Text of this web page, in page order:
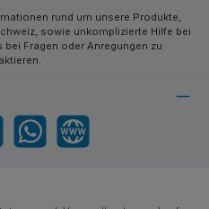
rund um unsere Produkte,
sowie unkomplizierte Hilfe bei
Fragen oder Anregungen zu
WhatsApp Website